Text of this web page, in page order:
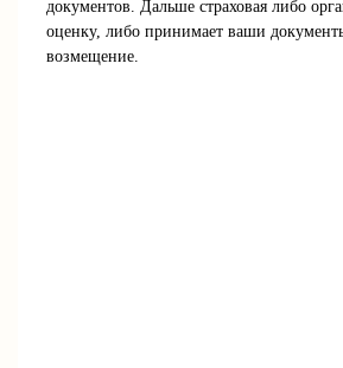
документов. Дальше страховая либо
оценку, либо принимает ваши
возмещение.